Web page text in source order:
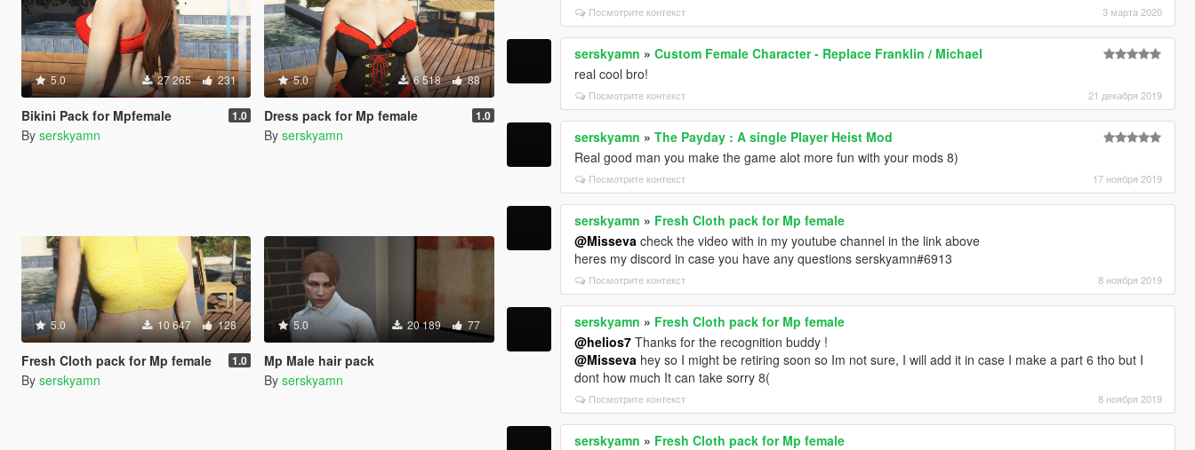
5.0 27 265 231
Bikini Pack for Mpfemale 1.0
By serskyamn
5.0 6 518 88
Dress pack for Mp female 1.0
By serskyamn
5.0 10 647 128
Fresh Cloth pack for Mp female 1.0
By serskyamn
5.0 20 189 77
Mp Male hair pack
By serskyamn
Посмотрите контекст 3 марта 2020
serskyamn »Custom Female Character - Replace Franklin / Michael
real cool bro!
Посмотрите контекст 21 декабря 2019
serskyamn »The Payday : A single Player Heist Mod
Real good man you make the game alot more fun with your mods 8)
Посмотрите контекст 17 ноября 2019
serskyamn » Fresh Cloth pack for Mp female
@Misseva check the video with in my youtube channel in the link above
heres my discord in case you have any questions serskyamn#6913
Посмотрите контекст 8 ноября 2019
serskyamn » Fresh Cloth pack for Mp female
@helios7 Thanks for the recognition buddy !
@Misseva hey so I might be retiring soon so Im not sure, I will add it in case I make a part 6 tho but I
dont how much It can take sorry 8(
Посмотрите контекст 8 ноября 2019
serskyamn » Fresh Cloth pack for Mp female